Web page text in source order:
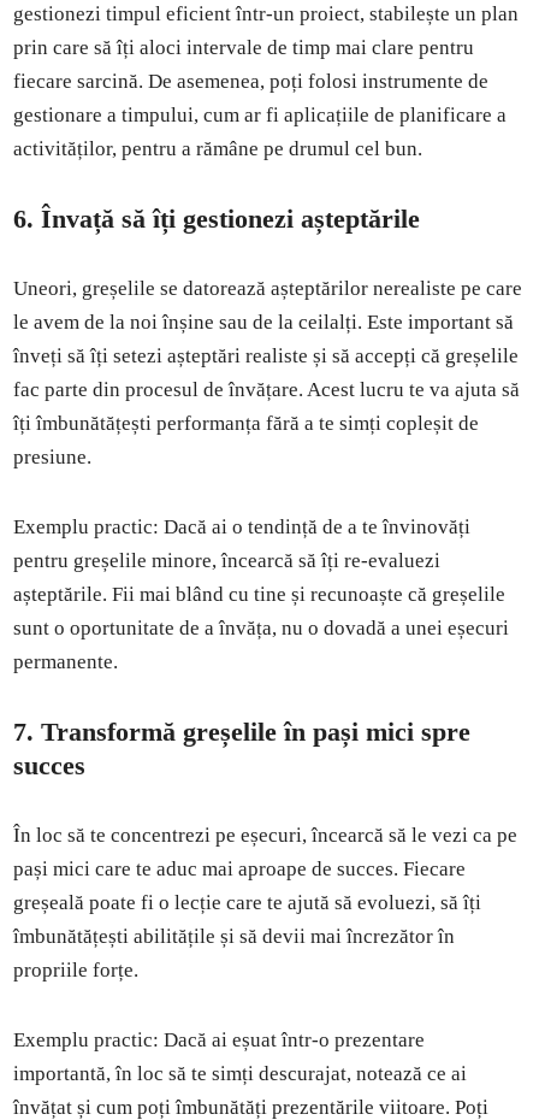
gestionezi timpul eficient într-un proiect, stabilește un plan
prin care să îți aloci intervale de timp mai clare pentru
fiecare sarcină. De asemenea, poți folosi instrumente de
gestionare a timpului, cum ar fi aplicațiile de planificare a
activităților, pentru a rămâne pe drumul cel bun.
6. Învață să îți gestionezi așteptările
Uneori, greșelile se datorează așteptărilor nerealiste pe care
le avem de la noi înșine sau de la ceilalți. Este important să
înveți să îți setezi așteptări realiste și să accepți că greșelile
fac parte din procesul de învățare. Acest lucru te va ajuta să
îți îmbunătățești performanța fără a te simți copleșit de
presiune.
Exemplu practic: Dacă ai o tendință de a te învinovăți
pentru greșelile minore, încearcă să îți re-evaluezi
așteptările. Fii mai blând cu tine și recunoaște că greșelile
sunt o oportunitate de a învăța, nu o dovadă a unei eșecuri
permanente.
7. Transformă greșelile în pași mici spre
succes
În loc să te concentrezi pe eșecuri, încearcă să le vezi ca pe
pași mici care te aduc mai aproape de succes. Fiecare
greșeală poate fi o lecție care te ajută să evoluezi, să îți
îmbunătățești abilitățile și să devii mai încrezător în
propriile forțe.
Exemplu practic: Dacă ai eșuat într-o prezentare
importantă, în loc să te simți descurajat, notează ce ai
învățat și cum poți îmbunătăți prezentările viitoare. Poți